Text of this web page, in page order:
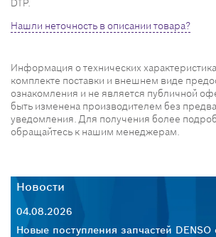
DTP.
Нашли неточность в описании товара?
Информация о технических
комплекте поставки и внешнем виде
ознакомления и не является публичной
быть изменена производителем без
уведомления. Для получения более
обращайтесь к нашим менеджерам.
Новости
04.08.2026
Новые поступления запчастей